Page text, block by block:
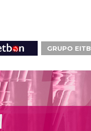
GRUPO EITB